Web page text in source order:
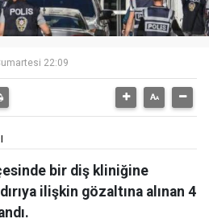
22:09
bir diş kliniğine
ilişkin gözaltına alınan 4